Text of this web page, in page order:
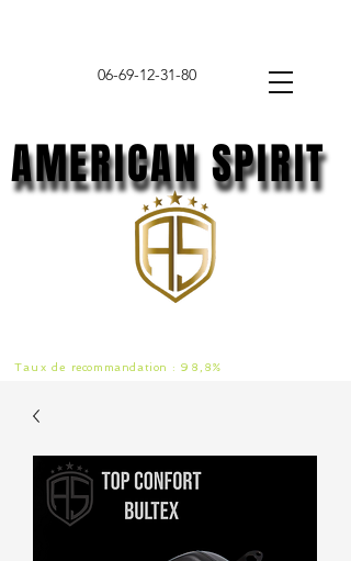
06-69-12-31-80
AMERICAN SPIRIT
AMERICAN SPIRIT
Taux de recommandation : 98,8%